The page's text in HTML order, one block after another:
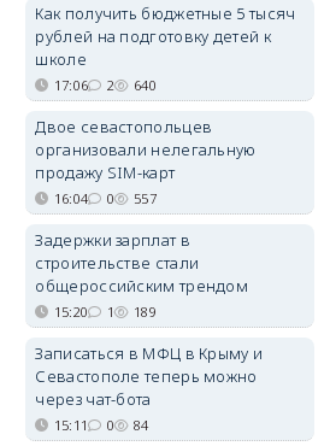
Как получить бюджетные 5 тысяч
рублей на подготовку детей к
школе
17:06 2 640
Двое севастопольцев
организовали нелегальную
продажу SIM-карт
16:04 0 557
Задержки зарплат в
строительстве стали
общероссийским трендом
15:20 1 189
Записаться в МФЦ в Крыму и
Севастополе теперь можно
через чат-бота
15:11 0 84